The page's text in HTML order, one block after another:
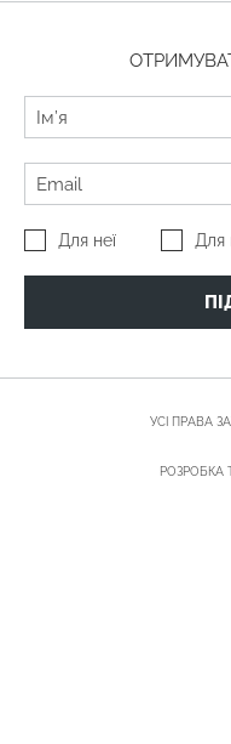
Для неї Для
УСІ ПРАВА
РОЗРОБКА